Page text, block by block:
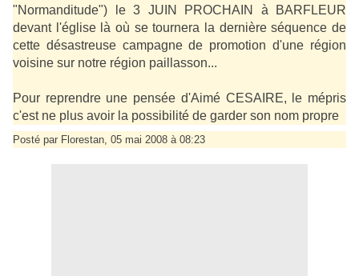
"Normanditude") le 3 JUIN PROCHAIN à BARFLEUR
devant l'église là où se tournera la dernière séquence de
cette désastreuse campagne de promotion d'une région
voisine sur notre région paillasson...
Pour reprendre une pensée d'Aimé CESAIRE, le mépris
c'est ne plus avoir la possibilité de garder son nom propre
Posté par Florestan, 05 mai 2008 à 08:23